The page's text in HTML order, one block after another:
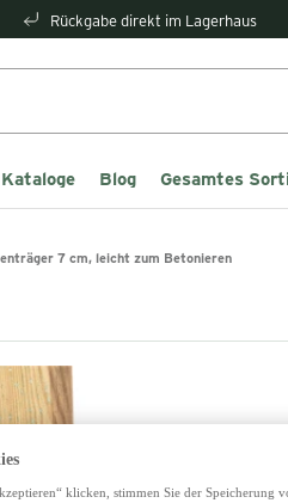
Rückgabe direkt im Lagerhaus
Kataloge Blog Gesamtes
7 cm, leicht zum Betonieren
klicken, stimmen Sie der Speicherung